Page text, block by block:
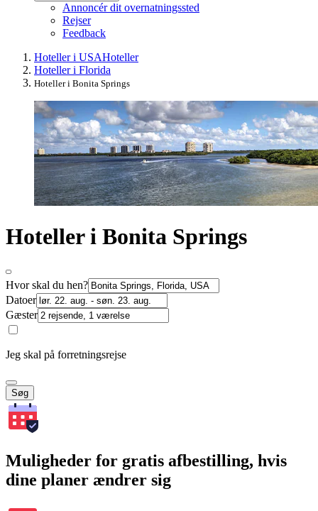
Annoncér dit overnatningssted
Rejser
Feedback
Hoteller i USAHoteller
Hoteller i Florida
Hoteller i Bonita Springs
Hoteller i Bonita Springs
Hvor skal du hen?
Datoer
Gæster
Jeg skal på forretningsrejse
Søg
Muligheder for gratis afbestilling, hvis
dine planer ændrer sig